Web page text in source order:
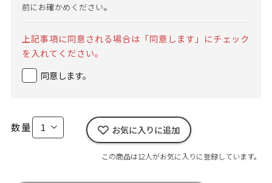
前にお確かめください。
上記事項に同意される場合は「同意します」にチェック
を入れてください。
同意します。
数量 お気に入りに追加
この商品は12人がお気に入りに登録しています。